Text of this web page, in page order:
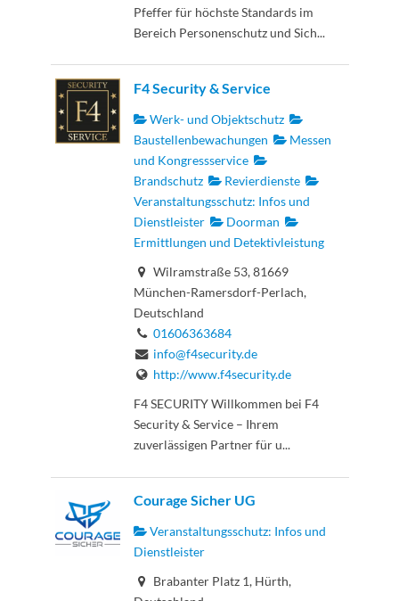
Pfeffer für höchste Standards im
Bereich Personenschutz und Sich...
F4 Security & Service
Werk- und Objektschutz
Baustellenbewachungen
Messen
und Kongressservice
Brandschutz
Revierdienste
Veranstaltungsschutz: Infos und
Dienstleister
Doorman
Ermittlungen und Detektivleistung
Wilramstraße 53, 81669
München-Ramersdorf-Perlach,
Deutschland
01606363684
info@f4security.de
http://www.f4security.de
F4 SECURITY Willkommen bei F4
Security & Service – Ihrem
zuverlässigen Partner für u...
Courage Sicher UG
Veranstaltungsschutz: Infos und
Dienstleister
Brabanter Platz 1, Hürth,